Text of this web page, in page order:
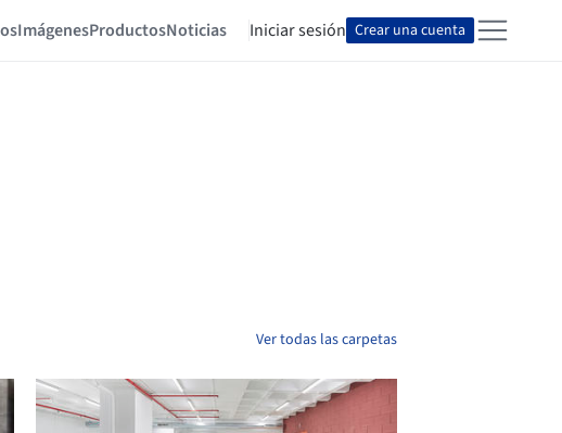
ImágenesProductosNoticias Iniciar sesión Crear una cuenta
Ver todas las carpetas